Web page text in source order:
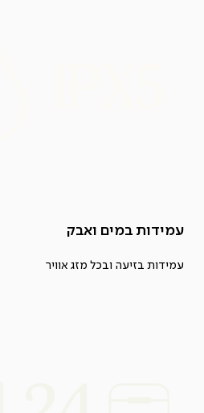
עמידות במים ואבק
עמידות בזיעה ובכל מזג אוויר